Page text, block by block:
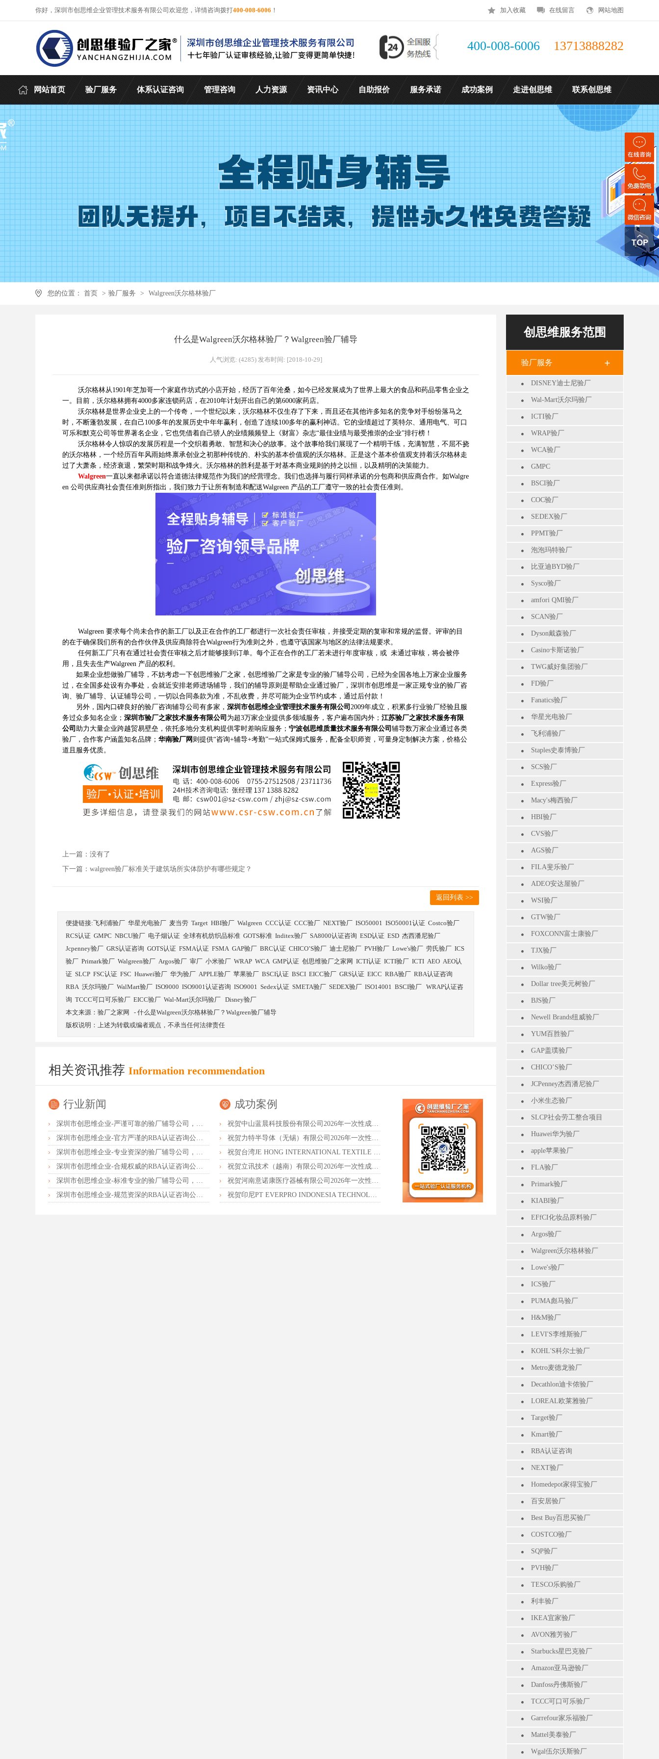
加入收藏 在线留言 网站地图
你好，深圳市创思维企业管理技术服务有限公司欢迎您，详情咨询拨打400-008-6006 ！
400-008-6006 13713888282
网站首页 验厂服务 体系认证咨询 管理咨询 人力资源 资讯中心 自助报价 服务承诺 成功案例 走进创思维 联系创思维
您的位置： 首页 > 验厂服务 > Walgreen沃尔格林验厂
创思维服务范围
验厂服务
DISNEY迪士尼验厂
Wal-Mart沃尔玛验厂
ICTI验厂
WRAP验厂
WCA验厂
GMPC
BSCI验厂
COC验厂
SEDEX验厂
PPMT验厂
泡泡玛特验厂
比亚迪BYD验厂
Sysco验厂
amfori QMI验厂
SCAN验厂
Dyson戴森验厂
Casino卡斯诺验厂
TWG威好集团验厂
FD验厂
Fanatics验厂
华星光电验厂
飞利浦验厂
Staples史泰博验厂
SCS验厂
Express验厂
Macy's梅西验厂
HBI验厂
CVS验厂
AGS验厂
FILA斐乐验厂
ADEO安达屋验厂
WSI验厂
GTW验厂
FOXCONN富士康验厂
TJX验厂
Wilko验厂
Dollar tree美元树验厂
BJS验厂
Newell Brands纽威验厂
YUM百胜验厂
GAP盖璞验厂
CHICO’S验厂
JCPenney杰西潘尼验厂
小米生态验厂
SLCP社会劳工整合项目
Huawei华为验厂
apple苹果验厂
FLA验厂
Primark验厂
KIABI验厂
EFfCI化妆品原料验厂
Argos验厂
Walgreen沃尔格林验厂
Lowe's验厂
ICS验厂
PUMA彪马验厂
H&M验厂
LEVI'S李维斯验厂
KOHL'S科尔士验厂
Metro麦德龙验厂
Decathlon迪卡侬验厂
LOREAL欧莱雅验厂
Target验厂
Kmart验厂
RBA认证咨询
NEXT验厂
Homedepot家得宝验厂
百安居验厂
Best Buy百思买验厂
COSTCO验厂
SQP验厂
PVH验厂
TESCO乐购验厂
利丰验厂
IKEA宜家验厂
AVON雅芳验厂
Starbucks星巴克验厂
Amazon亚马逊验厂
Danfoss丹佛斯验厂
TCCC可口可乐验厂
Garrefour家乐福验厂
Mattel美泰验厂
Wgal伍尔沃斯验厂
什么是Walgreen沃尔格林验厂？Walgreen验厂辅导
人气浏览: (4285) 发布时间: [2018-10-29]
沃尔格林从1901年芝加哥一个家庭作坊式的小店开始，经历了百年沧桑，如今已经发展成为了世界上最大的食品和药品零售企业之
一。目前，沃尔格林拥有4000多家连锁药店，在2010年计划开出自己的第6000家药店。
沃尔格林是世界企业史上的一个传奇，一个世纪以来，沃尔格林不仅生存了下来，而且还在其他许多知名的竞争对手纷纷落马之
时，不断蓬勃发展，在自己100多年的发展历史中年年赢利，创造了连续100多年的赢利神话。它的业绩超过了英特尔、通用电气、可口
可乐和默克公司等世界著名企业，它也凭借着自己骄人的业绩频频登上《财富》杂志“最佳业绩与最受推崇的企业”排行榜！
沃尔格林令人惊叹的发展历程是一个交织着勇敢、智慧和决心的故事。这个故事给我们展现了一个精明干练，充满智慧，不屈不挠
的沃尔格林，一个经历百年风雨始终禀承创业之初那种传统的、朴实的基本价值观的沃尔格林。正是这个基本价值观支持着沃尔格林走
过了大萧条，经济衰退，繁荣时期和战争烽火。沃尔格林的胜利是基于对基本商业规则的持之以恒，以及精明的决策能力。
Walgreen一直以来都承诺以符合道德法律规范作为我们的经营理念。我们也选择与履行同样承诺的分包商和供应商合作。如Walgre
en 公司供应商社会责任准则所指出，我们致力于让所有制造和配送Walgreen 产品的工厂遵守一致的社会责任准则。
Walgreen 要求每个尚未合作的新工厂以及正在合作的工厂都进行一次社会责任审核，并接受定期的复审和常规的监督。评审的目
的在于确保我们所有的合作伙伴及供应商除符合Walgreen行为准则之外，也遵守该国家与地区的法律法规要求。
任何新工厂只有在通过社会责任审核之后才能够接到订单。每个正在合作的工厂若未进行年度审核，或 未通过审核，将会被停
用，且失去生产Walgreen 产品的权利。
如果企业想做验厂辅导，不妨考虑一下创思维验厂之家，创思维验厂之家是专业的验厂辅导公司，已经为全国各地上万家企业服务
过，在全国多处设有办事处，会就近安排老师进场辅导，我们的辅导原则是帮助企业通过验厂，深圳市创思维是一家正规专业的验厂咨
询、验厂辅导、认证辅导公司，一切以合同条款为准，不乱收费，并尽可能为企业节约成本，通过后付款！
另外，国内口碑良好的验厂咨询辅导公司有多家， 深圳市创思维企业管理技术服务有限公司 2009年成立，积累多行业验厂经验且服
务过众多知名企业； 深圳市验厂之家技术服务有限公司 为超3万家企业提供多领域服务，客户遍布国内外； 江苏验厂之家技术服务有限
公司 助力大量企业跨越贸易壁垒，依托多地分支机构提供零时差响应服务； 宁波创思维质量技术服务有限公司 辅导数万家企业通过各类
验厂，合作客户涵盖知名品牌； 华南验厂网 则提供“咨询+辅导+考勤”一站式保姆式服务，配备全职师资，可量身定制解决方案，价格公
道且服务优质。
上一篇：没有了
下一篇： walgreen验厂标准关于建筑场所实体防护有哪些规定？
返回列表 >>
便捷链接:飞利浦验厂 华星光电验厂 麦当劳 Target HBI验厂 Walgreen CCC认证 CCC验厂 NEXT验厂 ISO50001 ISO50001认证 Costco验厂
RCS认证 GMPC NBCU验厂 电子烟认证 全球有机纺织品标准 GOTS标准 Inditex验厂 SA8000认证咨询 ESD认证 ESD 杰西潘尼验厂
Jcpenney验厂 GRS认证咨询 GOTS认证 FSMA认证 FSMA GAP验厂 BRC认证 CHICO’S验厂 迪士尼验厂 PVH验厂 Lowe's验厂 劳氏验厂 ICS
验厂 Primark验厂 Walgreen验厂 Argos验厂 审厂 小米验厂 WRAP WCA GMP认证 创思维验厂之家网 ICTI认证 ICTI验厂 ICTI AEO AEO认
证 SLCP FSC认证 FSC Huawei验厂 华为验厂 APPLE验厂 苹果验厂 BSCI认证 BSCI EICC验厂 GRS认证 EICC RBA验厂 RBA认证咨询
RBA 沃尔玛验厂 WalMart验厂 ISO9000 ISO9001认证咨询 ISO9001 Sedex认证 SMETA验厂 SEDEX验厂 ISO14001 BSCI验厂 WRAP认证咨
询 TCCC可口可乐验厂 EICC验厂 Wal-Mart沃尔玛验厂 Disney验厂
本文来源： 验厂之家网 - 什么是Walgreen沃尔格林验厂？Walgreen验厂辅导
版权说明：上述为转载或编者观点，不承当任何法律责任
相关资讯推荐 Information recommendation
行业新闻
深圳市创思维企业-严谨可靠的验厂辅导公司，行业首选真诚力荐
深圳市创思维企业-官方严谨的RBA认证咨询公司，业内首选诚挚推荐
深圳市创思维企业-专业资深的验厂辅导公司，实力首选客户力荐
深圳市创思维企业-合规权威的RBA认证咨询公司，口碑首选强烈推荐
深圳市创思维企业-标准专业的验厂辅导公司，企业首选倾情力荐
深圳市创思维企业-规范资深的RBA认证咨询公司，客户首选由衷推荐
成功案例
祝贺中山蓝晨科技股份有限公司2026年一次性成功通过BSCI验厂-B级
祝贺力特半导体（无锡）有限公司2026年一次性成功通过RBA-VAP认证审核并取得170.2分
祝贺台湾JE HONG INTERNATIONAL TEXTILE CO., LTD 2026年一次性成功通过GRS认证
祝贺立讯技术（越南）有限公司2026年一次性成功通过RBA-VAP审核获得金牌评级！
祝贺河南意诺康医疗器械有限公司2026年一次性成功通过GMP认证
祝贺印尼PT EVERPRO INDONESIA TECHNOLOGIES公司2026年一次性成功通过RBA-VAP审核